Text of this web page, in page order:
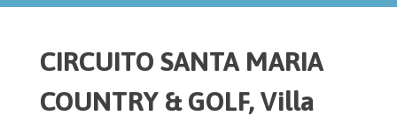
CIRCUITO SANTA MARIA
COUNTRY & GOLF, Villa